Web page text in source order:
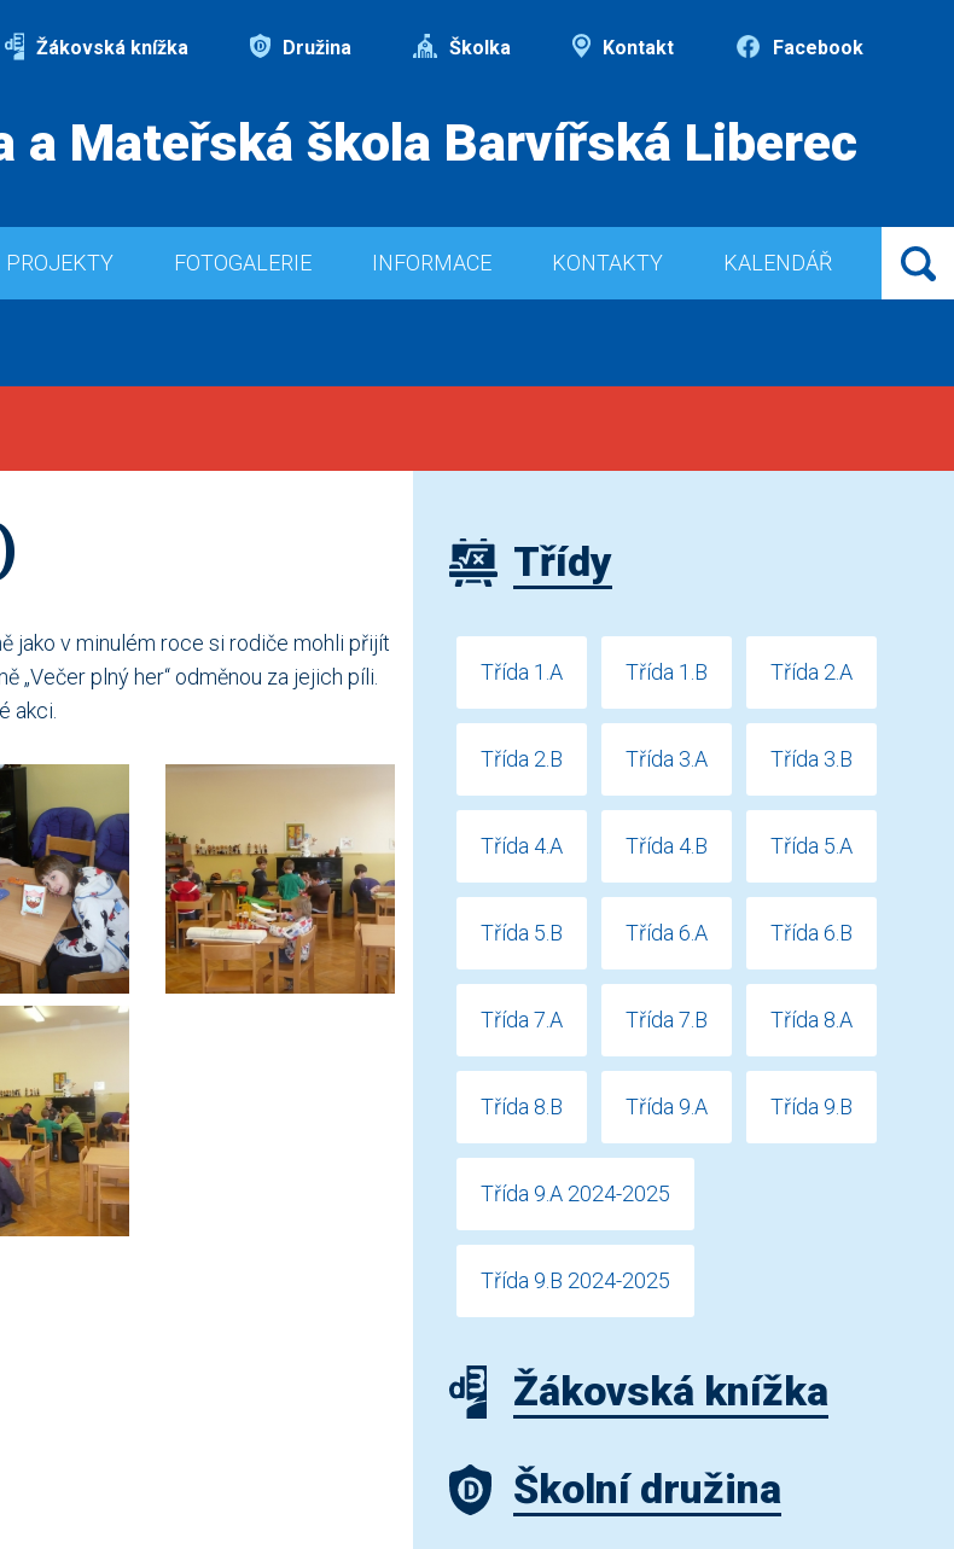
Žákovská knížka Družina Školka Kontakt Facebook
a Mateřská škola Barvířská Liberec
PROJEKTY FOTOGALERIE INFORMACE KONTAKTY KALENDÁŘ
jako v minulém roce si rodiče mohli přijít
„Večer plný her“ odměnou za jejich píli.
akci.
Třídy
Třída 1.A Třída 1.B Třída 2.A
Třída 2.B Třída 3.A Třída 3.B
Třída 4.A Třída 4.B Třída 5.A
Třída 5.B Třída 6.A Třída 6.B
Třída 7.A Třída 7.B Třída 8.A
Třída 8.B Třída 9.A Třída 9.B
Třída 9.A 2024-2025
Třída 9.B 2024-2025
Žákovská knížka
Školní družina